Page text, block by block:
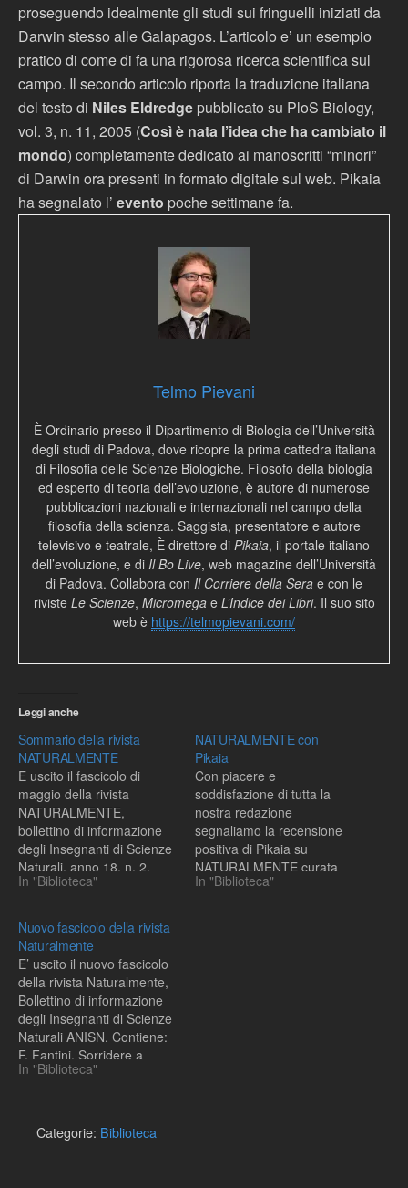
proseguendo idealmente gli studi sui fringuelli iniziati da
Darwin stesso alle Galapagos. L’articolo e’ un esempio
pratico di come di fa una rigorosa ricerca scientifica sul
campo. Il secondo articolo riporta la traduzione italiana
del testo di Niles Eldredge pubblicato su PloS Biology,
vol. 3, n. 11, 2005 (Così è nata l’idea che ha cambiato il
mondo) completamente dedicato ai manoscritti “minori”
di Darwin ora presenti in formato digitale sul web. Pikaia
ha segnalato l’ evento poche settimane fa.
Telmo Pievani
È Ordinario presso il Dipartimento di Biologia dell’Università
degli studi di Padova, dove ricopre la prima cattedra italiana
di Filosofia delle Scienze Biologiche. Filosofo della biologia
ed esperto di teoria dell’evoluzione, è autore di numerose
pubblicazioni nazionali e internazionali nel campo della
filosofia della scienza. Saggista, presentatore e autore
televisivo e teatrale, È direttore di Pikaia, il portale italiano
dell’evoluzione, e di Il Bo Live, web magazine dell’Università
di Padova. Collabora con Il Corriere della Sera e con le
riviste Le Scienze, Micromegae L’Indice dei Libri. Il suo sito
web è https://telmopievani.com/
Leggi anche
Sommario della rivista
NATURALMENTE
E uscito il fascicolo di
maggio della rivista
NATURALMENTE,
bollettino di informazione
degli Insegnanti di Scienze
Naturali, anno 18, n. 2,
2005. Contiene, tra gli altri
breve ritratto di R. Leakey
inquadrato nella vita
politica e scientifica del
Kenya a cura di B. Danesi
e M.…
In "Biblioteca"
NATURALMENTE con
Pikaia
Con piacere e
soddisfazione di tutta la
nostra redazione
segnaliamo la recensione
positiva di Pikaia su
NATURALMENTE curata
da Brunella Danesi. Due
In "Biblioteca"
Nuovo fascicolo della rivista
Naturalmente
E’ uscito il nuovo fascicolo
della rivista Naturalmente,
Bollettino di informazione
degli Insegnanti di Scienze
Naturali ANISN. Contiene:
F. Fantini, Sorridere a
lezione di scienze
scienza e evoluzione) P.
Pagano, Wallace e la teoria
In "Biblioteca"
Categorie: Biblioteca